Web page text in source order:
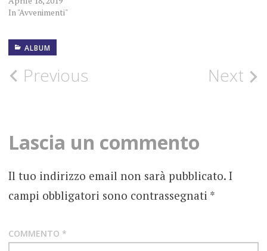
In "Avvenimenti"
ALBUM
ALBUM
DARK
MOON
GILMOUR
FLOYD
Post
Previous Next
Lascia un commento
Il tuo indirizzo email non sarà pubblicato. I
campi obbligatori sono contrassegnati *
COMMENTO *